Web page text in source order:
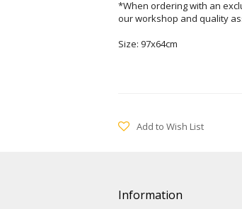
*When ordering with an
our workshop and quality
Size: 97x64cm
Add to Wish List
Information